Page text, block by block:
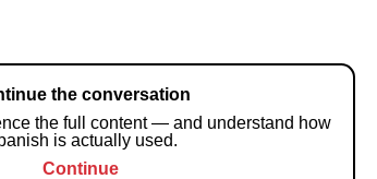
the conversation
the full content — and understand how
is actually used.
Continue